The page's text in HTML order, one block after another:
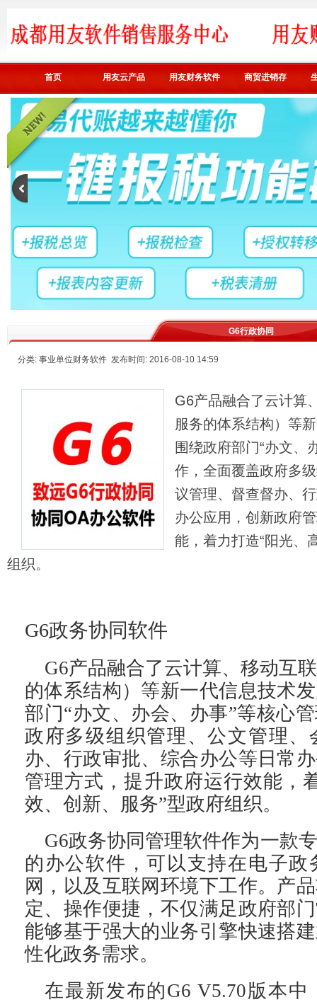
首页 用友云产品 用友财务软件 商贸进销存
G6行政协同
分类: 事业单位财务软件 发布时间: 2016-08-10 14:59
G6产品融合了云计算
服务的体系结构）等
围绕政府部门“办文、
作，全面覆盖政府多
议管理、督查督办、
办公应用，创新政府
能，着力打造“阳光、
组织。
G6政务协同软件
G6产品融合了云计算、移动互
的体系结构）等新一代信息技术
部门“办文、办会、办事”等核心
政府多级组织管理、公文管理、
办、行政审批、综合办公等日常
管理方式，提升政府运行效能，
效、创新、服务”型政府组织。
G6政务协同管理软件作为一款
的办公软件，可以支持在电子政
网，以及互联网环境下工作。产
定、操作便捷，不仅满足政府部
能够基于强大的业务引擎快速搭
性化政务需求。
在最新发布的G6 V5.70版本中